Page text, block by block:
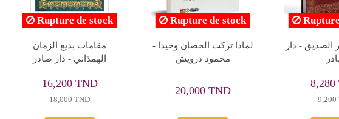
stock Rupture de stock
مواسم الإرادة - فضيلة
10,800 TND
Rupture de stock
شرح المعلقات السبع